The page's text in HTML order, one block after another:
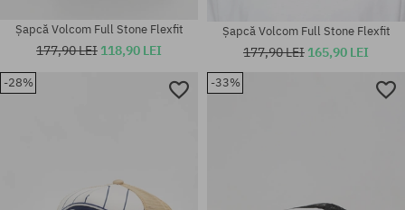
Șapcă Volcom Full Stone Flexfit
177,90 LEI 118,90 LEI
Șapcă Volcom Full Stone Flexfit
177,90 LEI 165,90 LEI
-28% -33%